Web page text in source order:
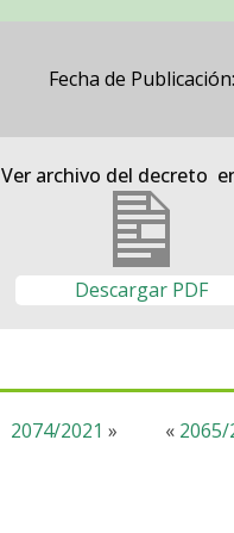
Fecha de Publicación:
Ver archivo del decreto
Descargar PDF
« 2065/
2074/2021 »